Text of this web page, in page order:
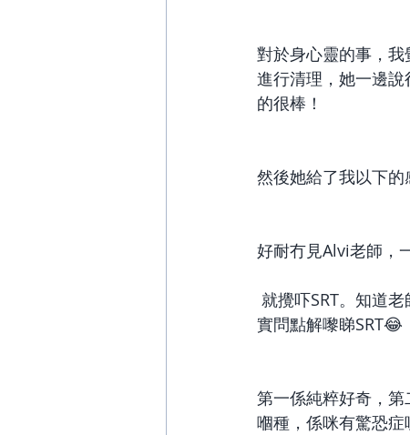
對於身心靈的事，
進行清理，她一邊
的很棒！
然後她給了我以下的
好耐冇見Alvi老師，
實問點解嚟睇SRT😂
第一係純粹好奇，
嗰種，係咪有驚恐